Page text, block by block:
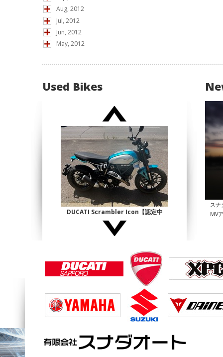
Aug, 2012
Jul, 2012
Jun, 2012
May, 2012
Used Bikes
DUCATI Scrambler Icon【認定中
古】
¥1,140,000
¥690,000
スナ
MV